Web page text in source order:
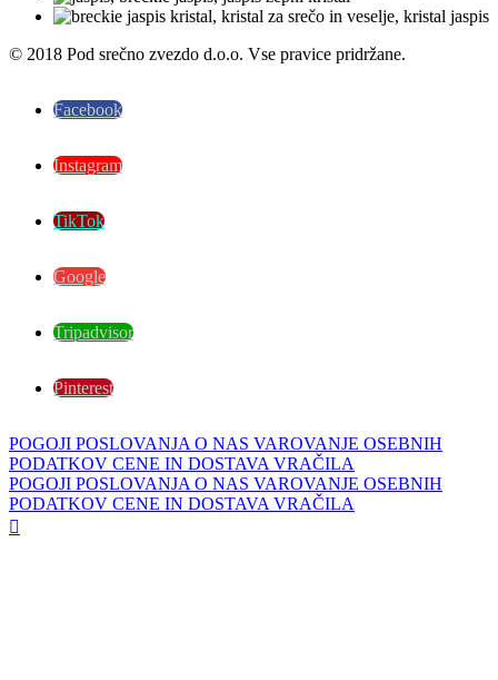
© 2018 Pod srečno zvezdo d.o.o. Vse pravice pridržane.
Facebook
Instagram
TikTok
Google
Tripadvisor
Pinterest
POGOJI POSLOVANJA O NAS VAROVANJE OSEBNIH
PODATKOV CENE IN DOSTAVA VRAČILA
POGOJI POSLOVANJA O NAS VAROVANJE OSEBNIH
PODATKOV CENE IN DOSTAVA VRAČILA
